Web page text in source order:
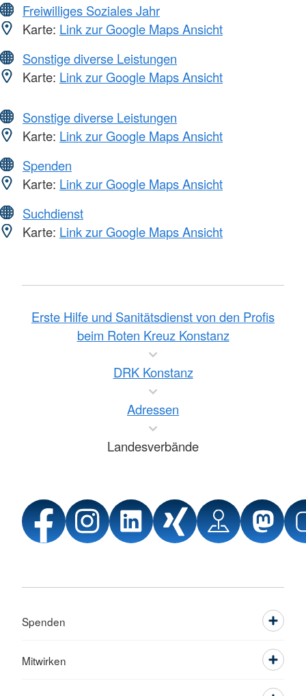
Freiwilliges Soziales Jahr
Karte: Link zur Google Maps Ansicht
Sonstige diverse Leistungen
Karte: Link zur Google Maps Ansicht
Sonstige diverse Leistungen
Karte: Link zur Google Maps Ansicht
Spenden
Karte: Link zur Google Maps Ansicht
Suchdienst
Karte: Link zur Google Maps Ansicht
Erste Hilfe und Sanitätsdienst von den Profis
beim Roten Kreuz Konstanz
DRK Konstanz
Adressen
Landesverbände
Spenden
Mitwirken